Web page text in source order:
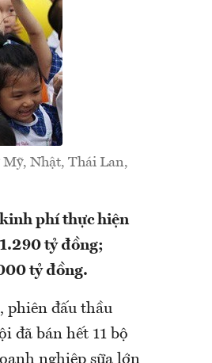
Mỹ, Nhật, Thái Lan,
phí thực hiện
tỷ đồng;
tỷ đồng.
phiên đấu thầu
đã bán hết 11 bộ
nghiệp sữa lớn